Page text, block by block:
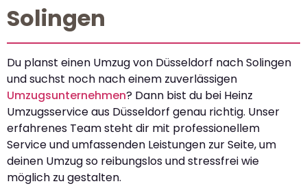
Solingen
Du planst einen Umzug von Düsseldorf nach Solingen
und suchst noch nach einem zuverlässigen
Umzugsunternehmen? Dann bist du bei Heinz
Umzugsservice aus Düsseldorf genau richtig. Unser
erfahrenes Team steht dir mit professionellem
Service und umfassenden Leistungen zur Seite, um
deinen Umzug so reibungslos und stressfrei wie
möglich zu gestalten.